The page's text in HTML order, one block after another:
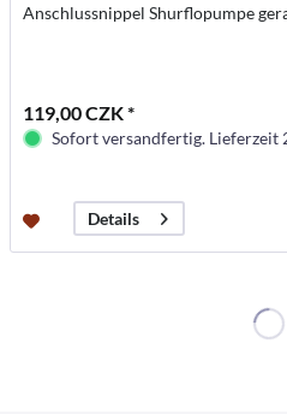
Anschlussnippel Shurflopumpe
119,00 CZK *
Sofort versandfertig. Lieferzeit
Details